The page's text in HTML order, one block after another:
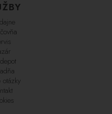
otázky